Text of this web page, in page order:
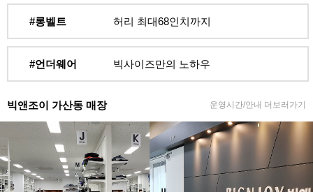
#롱벨트 허리 최대68인치까지
#언더웨어 빅사이즈만의 노하우
빅앤조이 가산동 매장 운영시간/안내 더보러가기